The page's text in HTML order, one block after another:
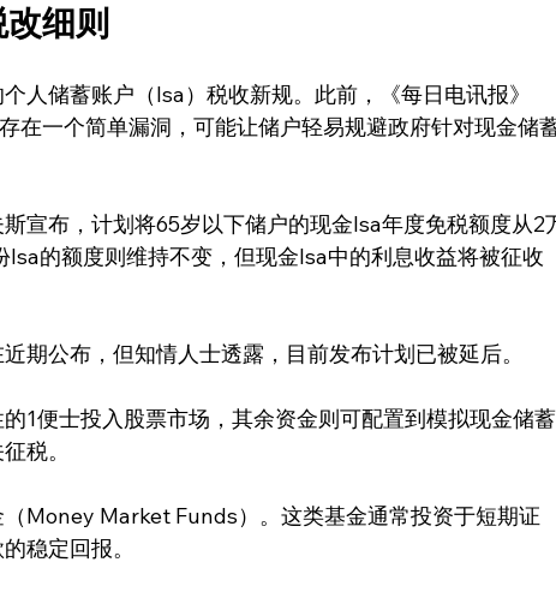
细则
人储蓄账户（Isa）税收新规。此前，《每日电讯报》
在一个简单漏洞，可能让储户轻易规避政府针对现金储
宣布，计划将65岁以下储户的现金Isa年度免税额度从2
的额度则维持不变，但现金Isa中的利息收益将被征收
期公布，但知情人士透露，目前发布计划已被延后。
1便士投入股票市场，其余资金则可配置到模拟现金储蓄
税。
Money Market Funds）。这类基金通常投资于短期证
稳定回报。